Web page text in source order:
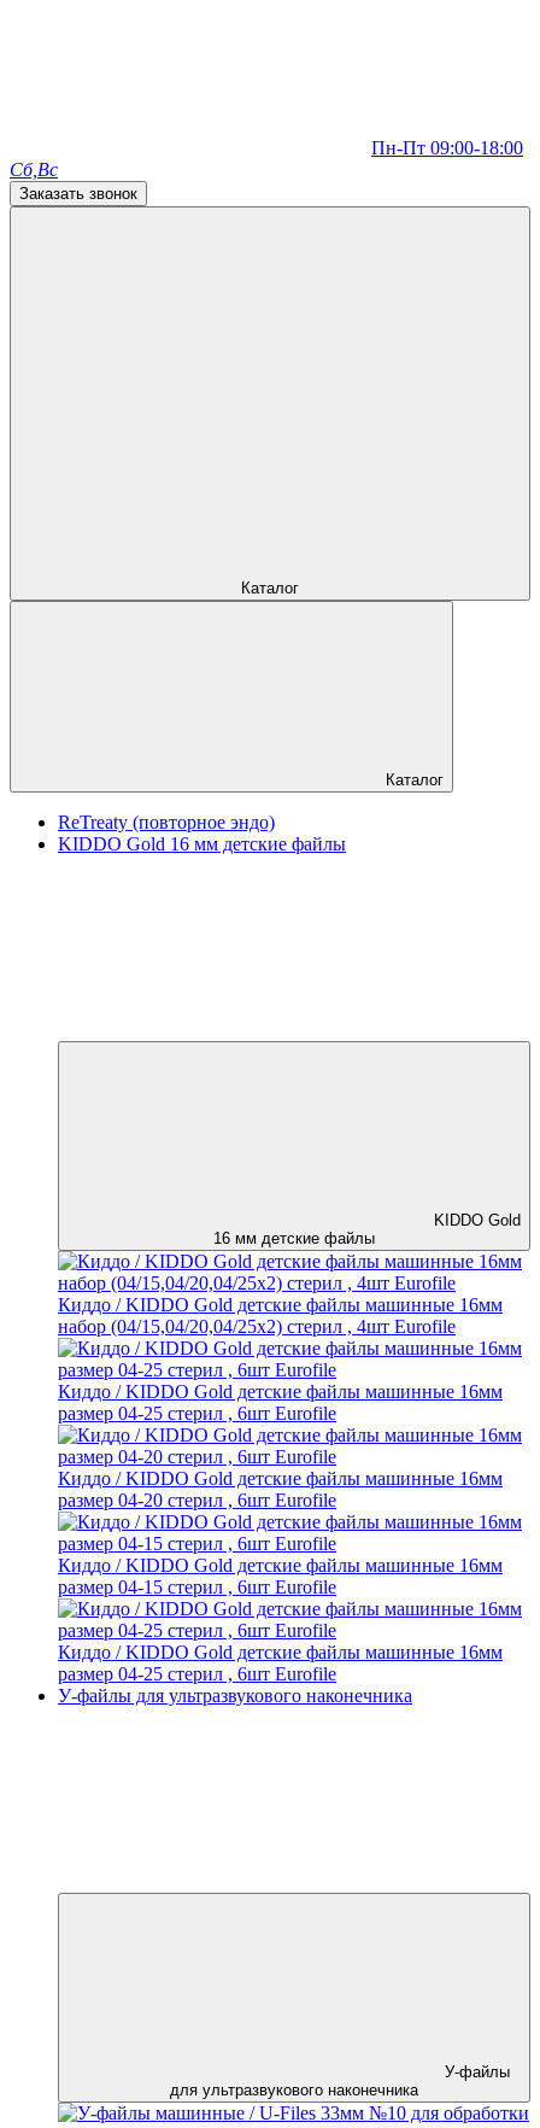
Пн-Пт 09:00-18:00
Сб,Вс
Заказать звонок
Каталог
Каталог
ReTreaty (повторное эндо)
KIDDO Gold 16 мм детские файлы
KIDDO Gold
16 мм детские файлы
Киддо / KIDDO Gold детские файлы машинные 16мм
набор (04/15,04/20,04/25х2) стерил , 4шт Eurofile
Киддо / KIDDO Gold детские файлы машинные 16мм
размер 04-25 стерил , 6шт Eurofile
Киддо / KIDDO Gold детские файлы машинные 16мм
размер 04-20 стерил , 6шт Eurofile
Киддо / KIDDO Gold детские файлы машинные 16мм
размер 04-15 стерил , 6шт Eurofile
Киддо / KIDDO Gold детские файлы машинные 16мм
размер 04-25 стерил , 6шт Eurofile
У-файлы для ультразвукового наконечника
У-файлы
для ультразвукового наконечника